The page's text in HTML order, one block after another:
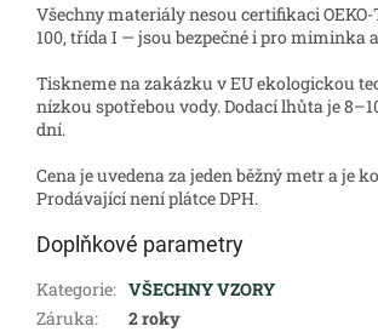
Všechny materiály nesou certifikaci
100, třída I — jsou bezpečné i pro miminka
Tiskneme na zakázku v EU ekologickou
nízkou spotřebou vody. Dodací lhůta je
dní.
Cena je uvedena za jeden běžný metr a je
Prodávající není plátce DPH.
Doplňkové parametry
Kategorie: VŠECHNY VZORY
Záruka:
2 roky